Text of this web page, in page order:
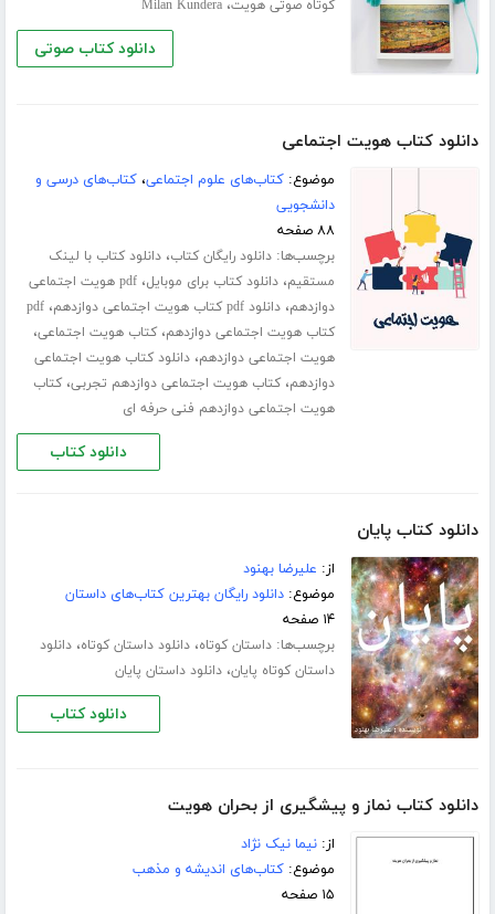
کوتاه صوتی هویت،Milan Kundera
دانلود کتاب صوتی
دانلود کتاب هویت اجتماعی
موضوع:کتاب‌های علوم اجتماعی،کتاب‌های درسی و
دانشجویی
۸۸ صفحه
برچسب‌ها:دانلود رایگان کتاب،دانلود کتاب با لینک
مستقیم،دانلود کتاب برای موبایل،
pdf هویت اجتماعی
دوازدهم،دانلود pdf کتاب هویت اجتماعی دوازدهم ،pdf
کتاب هویت اجتماعی دوازدهم،کتاب هویت اجتماعی،
هویت اجتماعی دوازدهم،دانلود کتاب هویت اجتماعی
دوازدهم،کتاب هویت اجتماعی دوازدهم تجربی،کتاب
هویت اجتماعی دوازدهم فنی حرفه ای
دانلود کتاب
دانلود کتاب پایان
از: علیرضا بهنود
موضوع:دانلود رایگان بهترین کتاب‌های داستان
۱۴ صفحه
برچسب‌ها:داستان کوتاه،دانلود داستان کوتاه،دانلود
داستان کوتاه پایان،دانلود داستان پایان
دانلود کتاب
دانلود کتاب نماز و پیشگیری از بحران هویت
از:نیما نیک نژاد
موضوع:کتاب‌های اندیشه و مذهب
۱۵ صفحه